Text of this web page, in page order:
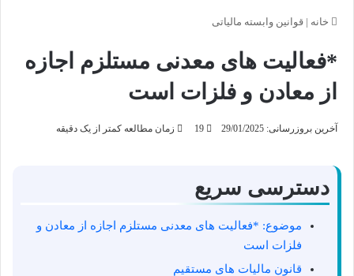
خانه | قوانین وابسته مالیاتی
*فعالیت های معدنی مستلزم اجازه
از معادن و فلزات است
آخرین بروزرسانی: 29/01/2025 19 زمان مطالعه کمتر از یک دقیقه
دسترسی سریع
موضوع: *فعالیت های معدنی مستلزم اجازه از معادن و
فلزات است
قانون مالیات های مستقیم